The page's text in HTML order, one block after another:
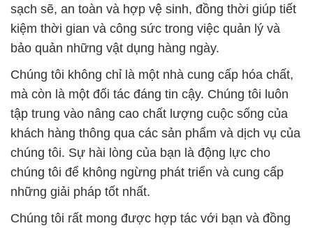
sạch sẽ, an toàn và hợp vệ sinh, đồng thời giúp tiết
kiệm thời gian và công sức trong việc quản lý và
bảo quản những vật dụng hàng ngày.
Chúng tôi không chỉ là một nhà cung cấp hóa chất,
mà còn là một đối tác đáng tin cậy. Chúng tôi luôn
tập trung vào nâng cao chất lượng cuộc sống của
khách hàng thông qua các sản phẩm và dịch vụ của
chúng tôi. Sự hài lòng của bạn là động lực cho
chúng tôi để không ngừng phát triển và cung cấp
những giải pháp tốt nhất.
Chúng tôi rất mong được hợp tác với bạn và đồng